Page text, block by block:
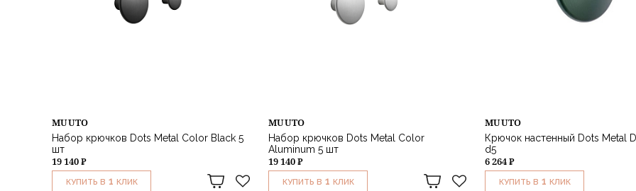
MUUTO
Набор крючков Dots Metal Color Black 5
шт
19 140 ₽
КУПИТЬ В 1 КЛИК
MUUTO
Набор крючков Dots Metal Color
Aluminum 5 шт
19 140 ₽
КУПИТЬ В 1 КЛИК
MUUTO
Крючок настенный Dots Metal
d5
6 264 ₽
КУПИТЬ В 1 КЛИК